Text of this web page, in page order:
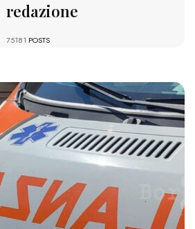
redazione
75181 POSTS